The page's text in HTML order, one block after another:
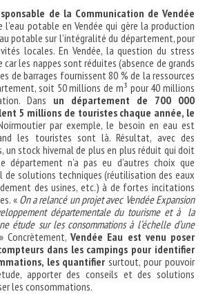
de la Communication de Vendée
l’eau potable en Vendée qui gère la production
potable sur l’intégralité du département, pour
locales. En Vendée, la question du stress
car les nappes sont réduites (absence de grands
de barrages fournissent 80 % de la ressources
soit 50 millions de m³ pour 40 millions
Dans un département de 700 000
5 millions de touristes chaque année, le
par exemple, le besoin en eau est
les touristes sont là. Résultat, avec des
un stock hivernal de plus en plus réduit qui doit
n’a pas eu d’autres choix que
de solutions techniques (réutilisation des eaux
des usines, etc.) à de fortes incitations
« On a relancé un projet avec Vendée Expansion
départementale du tourisme et à la
étude sur les consommations à l’échelle d’une
Concrètement,Vendée Eau est venu poser
dans les campings pour identifier
les quantifier surtout, pour pouvoir
apporter des conseils et des solutions
les consommations.